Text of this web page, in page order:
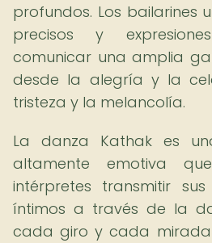
profundos. Los bailarines
precisos y
comunicar una amplia
desde la alegría y la
tristeza y la melancolía.
La danza Kathak es
altamente emotiva
intérpretes transmitir
íntimos a través de la
cada giro y cada